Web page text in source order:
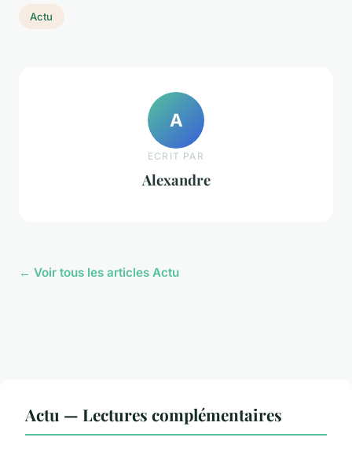
Actu
A
ECRIT PAR
Alexandre
← Voir tous les articles Actu
Actu — Lectures complémentaires